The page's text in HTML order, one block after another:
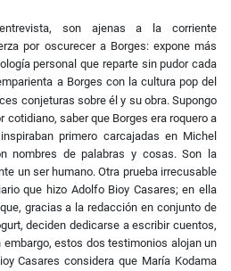
son ajenas a la corriente
por oscurecer a Borges: expone más
personal que reparte sin pudor cada
a Borges con la cultura pop del
conjeturas sobre él y su obra. Supongo
cotidiano, saber que Borges era roquero a
primero carcajadas en Michel
nombres de palabras y cosas. Son la
un ser humano. Otra prueba irrecusable
que hizo Adolfo Bioy Casares; en ella
gracias a la redacción en conjunto de
deciden dedicarse a escribir cuentos,
embargo, estos dos testimonios alojan un
Casares considera que María Kodama